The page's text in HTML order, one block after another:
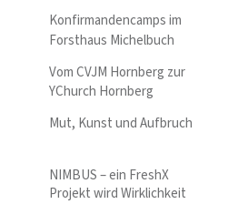
Konfirmandencamps im
Forsthaus Michelbuch
Vom CVJM Hornberg zur
YChurch Hornberg
Mut, Kunst und Aufbruch
NIMBUS – ein FreshX
Projekt wird Wirklichkeit